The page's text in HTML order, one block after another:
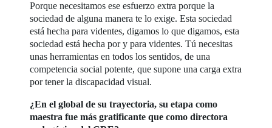
Porque necesitamos ese esfuerzo extra porque la
sociedad de alguna manera te lo exige. Esta sociedad
está hecha para videntes, digamos lo que digamos, esta
sociedad está hecha por y para videntes. Tú necesitas
unas herramientas en todos los sentidos, de una
competencia social potente, que supone una carga extra
por tener la discapacidad visual.
¿En el global de su trayectoria, su etapa como
maestra fue más gratificante que como directora